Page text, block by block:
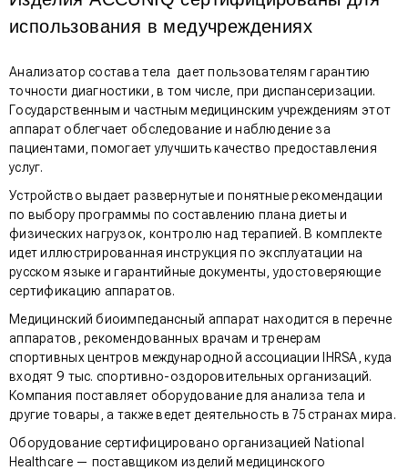
использования в медучреждениях
Анализатор состава тела дает пользователям гарантию
точности диагностики, в том числе, при диспансеризации.
Государственным и частным медицинским учреждениям этот
аппарат облегчает обследование и наблюдение за
пациентами, помогает улучшить качество предоставления
услуг.
Устройство выдает развернутые и понятные рекомендации
по выбору программы по составлению плана диеты и
физических нагрузок, контролю над терапией. В комплекте
идет иллюстрированная инструкция по эксплуатации на
русском языке и гарантийные документы, удостоверяющие
сертификацию аппаратов.
Медицинский биоимпедансный аппарат находится в перечне
аппаратов, рекомендованных врачам и тренерам
спортивных центров международной ассоциации IHRSA, куда
входят 9 тыс. спортивно-оздоровительных организаций.
Компания поставляет оборудование для анализа тела и
другие товары, а также ведет деятельность в 75 странах мира.
Оборудование сертифицировано организацией National
Healthcare — поставщиком изделий медицинского